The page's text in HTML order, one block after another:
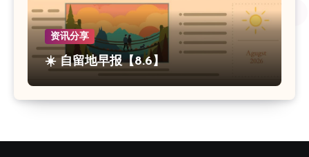
资讯分享
☀️ 自留地早报【8.6】